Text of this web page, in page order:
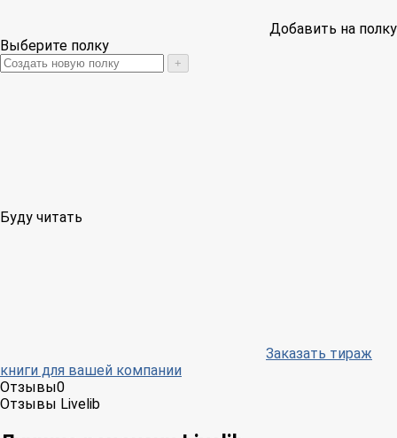
Добавить на полку
Выберите полку
+
Буду читать
Заказать тираж
книги для вашей компании
Отзывы0
Отзывы Livelib